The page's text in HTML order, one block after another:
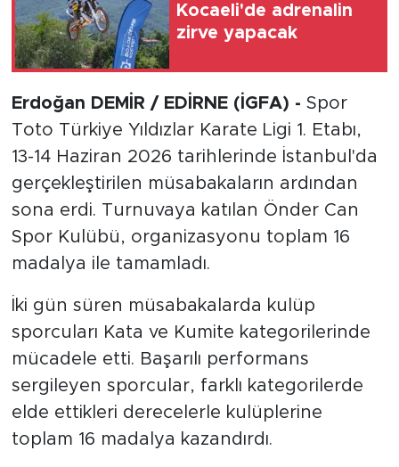
Kocaeli'de adrenalin
zirve yapacak
Erdoğan DEMİR / EDİRNE (İGFA) - Spor
Toto Türkiye Yıldızlar Karate Ligi 1. Etabı,
13-14 Haziran 2026 tarihlerinde İstanbul'da
gerçekleştirilen müsabakaların ardından
sona erdi. Turnuvaya katılan Önder Can
Spor Kulübü, organizasyonu toplam 16
madalya ile tamamladı.
İki gün süren müsabakalarda kulüp
sporcuları Kata ve Kumite kategorilerinde
mücadele etti. Başarılı performans
sergileyen sporcular, farklı kategorilerde
elde ettikleri derecelerle kulüplerine
toplam 16 madalya kazandırdı.